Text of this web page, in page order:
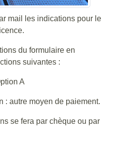
mail les indications pour le
du formulaire en
suivantes :
A
: autre moyen de paiement.
se fera par chèque ou par